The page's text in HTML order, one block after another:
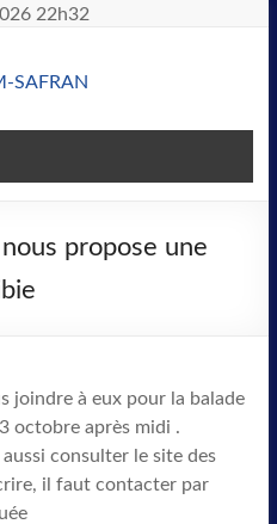
22h32
propose une
joindre à eux pour la balade
octobre après midi .
consulter le site des
il faut contacter par